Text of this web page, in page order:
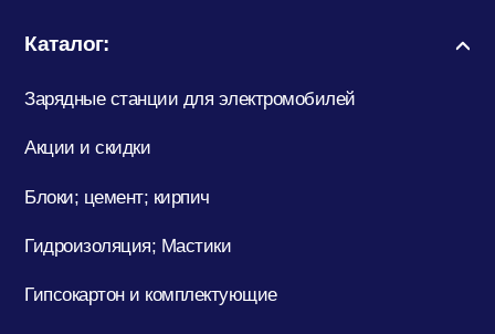
Каталог:
Зарядные станции для электромобилей
Акции и скидки
Блоки; цемент; кирпич
Гидроизоляция; Мастики
Гипсокартон и комплектующие